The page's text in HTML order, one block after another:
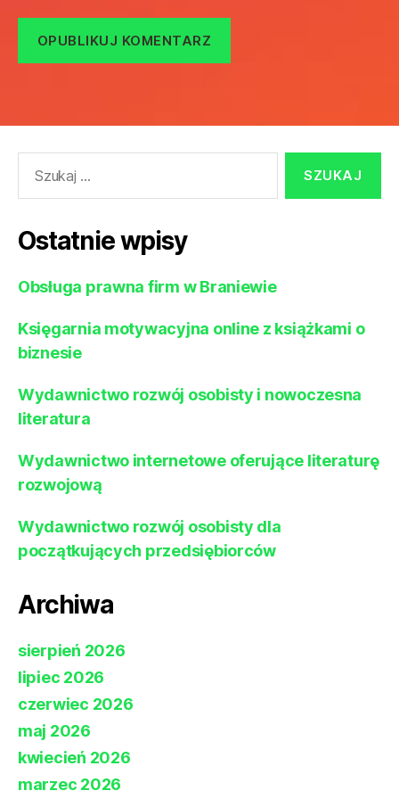
Ostatnie wpisy
Obsługa prawna firm w Braniewie
Księgarnia motywacyjna online z książkami o
biznesie
Wydawnictwo rozwój osobisty i nowoczesna
literatura
Wydawnictwo internetowe oferujące literaturę
rozwojową
Wydawnictwo rozwój osobisty dla
początkujących przedsiębiorców
Archiwa
sierpień 2026
lipiec 2026
czerwiec 2026
maj 2026
kwiecień 2026
marzec 2026